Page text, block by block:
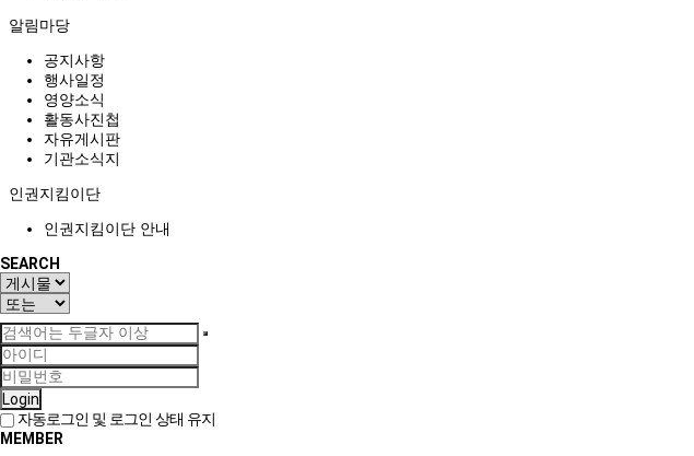
알림마당
공지사항
행사일정
영양소식
활동사진첩
자유게시판
기관소식지
인권지킴이단
인권지킴이단 안내
SEARCH
Login
자동로그인 및 로그인 상태 유지
MEMBER